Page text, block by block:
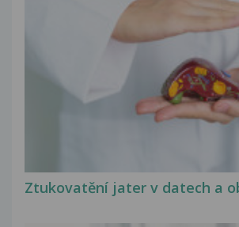
Ztukovatění jater v datech a